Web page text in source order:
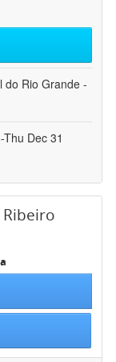
do Rio Grande -
Dec 31